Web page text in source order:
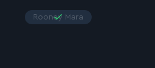
Rooney Mara